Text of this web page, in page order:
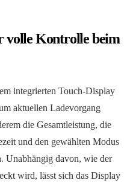
volle Kontrolle beim
integrierten Touch-Display
aktuellen Ladevorgang
die Gesamtleistung, die
und den gewählten Modus
Unabhängig davon, wie der
wird, lässt sich das Display